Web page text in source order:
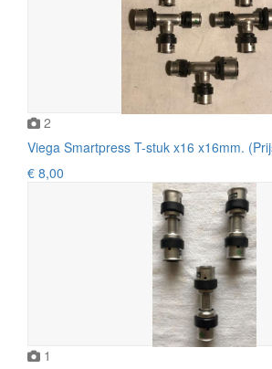
2
Viega Smartpress T-stuk x16 x16mm.
€ 8,00
1